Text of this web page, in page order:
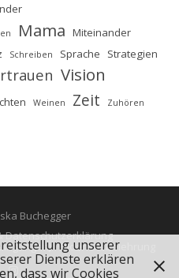
Mama Miteinander
Schreiben Sprache
Strategien
Vision
Weinen Zeit Zuhören
Buchegger
Datenschutzerklärung
Widerrufsbelehrung
unserer
Dienste erklären
dass wir Cookies